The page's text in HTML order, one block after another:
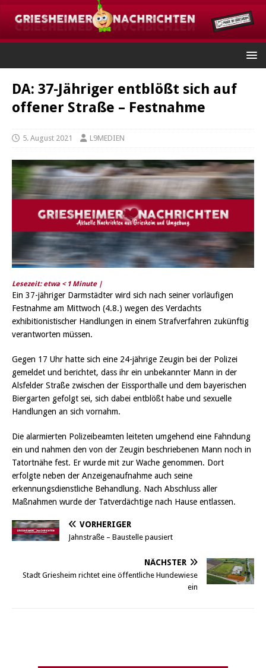
DA: 37-Jähriger entblößt sich auf
offener Straße – Festnahme
5. August 2021 L9MEDIEN
Lesezeit: etwa < 1 Minute |
Ein 37-jähriger Darmstädter wird sich nach seiner vorläufigen
Festnahme am Mittwoch (4.8.) wegen des Verdachts
exhibitionistischer Handlungen in einem Strafverfahren zukünftig
verantworten müssen.
Gegen 17 Uhr hatte sich eine 24-jährige Zeugin bei der Polizei
gemeldet und berichtet, dass ihr ein unbekannter Mann in der
Alsfelder Straße zwischen der Eissporthalle und dem bayerischen
Biergarten gefolgt sei, sich dabei entblößt habe und sexuelle
Handlungen an sich vornahm.
Die alarmierten Polizeibeamten leiteten umgehend eine Fahndung
ein und nahmen den von der Zeugin beschriebenen Mann noch in
Tatortnähe fest. Er wurde mit zur Wache genommen. Dort
erfolgte neben der Anzeigenaufnahme auch seine
erkennungsdienstliche Behandlung. Nach Abschluss aller
Maßnahmen wurde der Tatverdächtige nach Hause entlassen.
VORHERIGER
Jahnstraße – Baustelle pausiert
NÄCHSTER
Stadt Griesheim richtet eine öffentliche Hundewiese
ein